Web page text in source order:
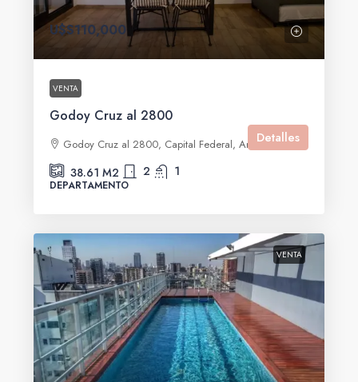
U$S110,000
VENTA
Godoy Cruz al 2800
Godoy Cruz al 2800, Capital Federal, Argentina
38.61 M2 2 1
DEPARTAMENTO
Detalles
VENTA